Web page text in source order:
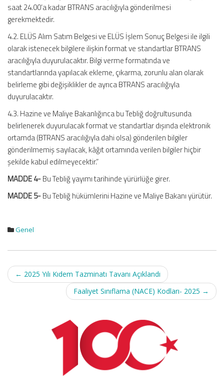
saat 24.00’a kadar BTRANS aracılığıyla gönderilmesi
gerekmektedir.
4.2. ELÜS Alım Satım Belgesi ve ELÜS İşlem Sonuç Belgesi ile ilgili
olarak istenecek bilgilere ilişkin format ve standartlar BTRANS
aracılığıyla duyurulacaktır. Bilgi verme formatında ve
standartlarında yapılacak ekleme, çıkarma, zorunlu alan olarak
belirleme gibi değişiklikler de ayrıca BTRANS aracılığıyla
duyurulacaktır.
4.3. Hazine ve Maliye Bakanlığınca bu Tebliğ doğrultusunda
belirlenerek duyurulacak format ve standartlar dışında elektronik
ortamda (BTRANS aracılığıyla dahi olsa) gönderilen bilgiler
gönderilmemiş sayılacak, kâğıt ortamında verilen bilgiler hiçbir
şekilde kabul edilmeyecektir.”
MADDE 4-Bu Tebliğ yayımı tarihinde yürürlüğe girer.
MADDE 5-Bu Tebliğ hükümlerini Hazine ve Maliye Bakanı yürütür.
Genel
Post
navigation
← 2025 Yılı Kıdem Tazminatı Tavanı Açıklandı
Faaliyet Sınıflama (NACE) Kodları- 2025 →